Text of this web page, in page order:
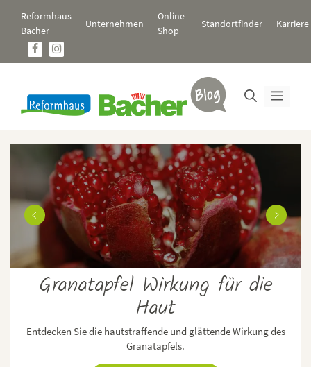
Inhalt
springen
Reformhaus
Bacher
Unternehmen
Online-
Shop
Standortfinder Karriere
Menü
Granatapfel Wirkung für die
Haut
Entdecken Sie die hautstraffende und glättende Wirkung des
Granatapfels.